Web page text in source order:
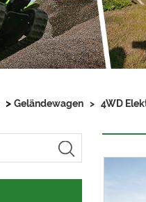
> Geländewagen > 4WD